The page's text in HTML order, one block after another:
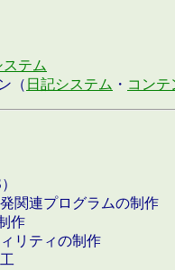
テム
（ 日記システム ・ コンテ
関連プログラムの制作
作
リティの制作